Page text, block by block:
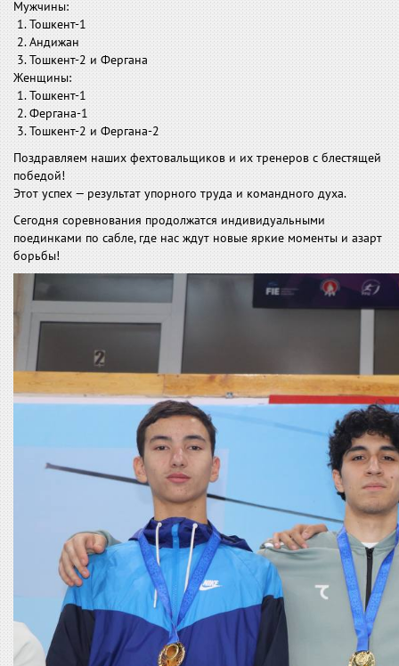
Мужчины:
1. Тошкент-1
2. Андижан
3. Тошкент-2 и Фергана
Женщины:
1. Тошкент-1
2. Фергана-1
3. Тошкент-2 и Фергана-2
Поздравляем наших фехтовальщиков и их тренеров с блестящей
победой!
Этот успех — результат упорного труда и командного духа.
Сегодня соревнования продолжатся индивидуальными
поединками по сабле, где нас ждут новые яркие моменты и азарт
борьбы!